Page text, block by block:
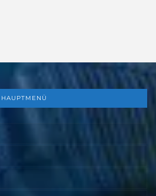
HAUPTMENÜ